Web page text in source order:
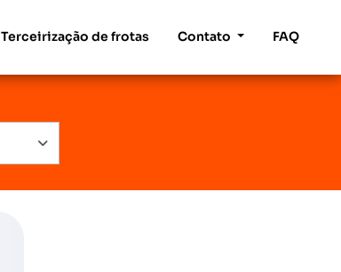
Terceirização de frotas Contato FAQ